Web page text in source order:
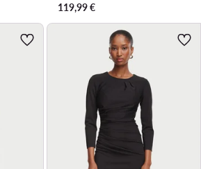
119,99€